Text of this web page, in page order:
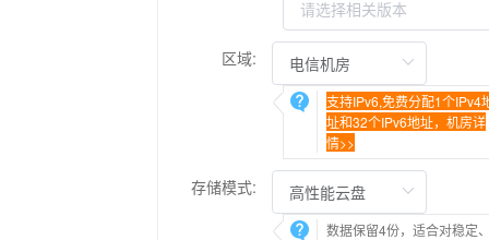
区域:
支持IPv6,免费分配1个IPv4
址和32个IPv6地址，机房详
情>>
存储模式:
数据保留4份，适合对稳定